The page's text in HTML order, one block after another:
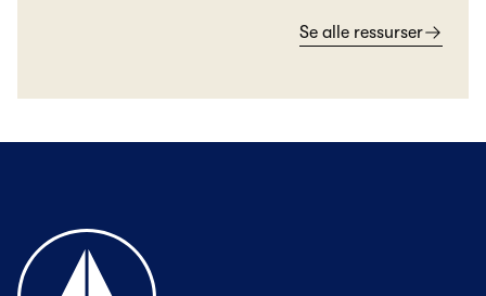
Se alle ressurser
Til forsiden